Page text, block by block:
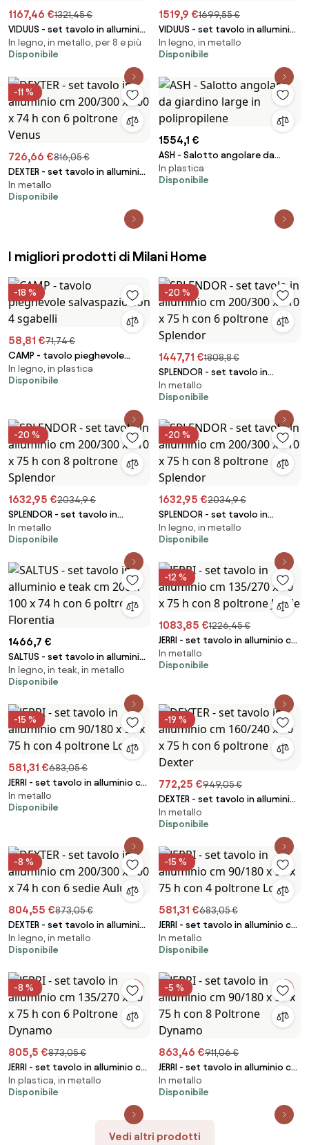
1167,46 €1321,45 €
VIDUUS - set tavolo in alluminio
e polywood cm 160/240 x 95 x
75 h con 8 poltrone Viduus
In legno, in metallo, per 8 e più
Disponibile
1519,9 €1699,55 €
VIDUUS - set tavolo in alluminio
e polywood cm 200/300 x 95 x
75 h con 10 poltrone Viduus
In legno, in metallo
Disponibile
-11 %
726,66 €816,05 €
DEXTER - set tavolo in alluminio
cm 200/300 x 100 x 74 h con 6
poltrone Venus
In metallo
Disponibile
1554,1 €
ASH - Salotto angolare da
giardino large in polipropilene
In plastica
Disponibile
I migliori prodotti di Milani Home
-18 %
58,81 €71,74 €
CAMP - tavolo pieghevole
salvaspazio con 4 sgabelli
In legno, in plastica
Disponibile
-20 %
1447,71 €1808,8 €
SPLENDOR - set tavolo in
alluminio cm 200/300 x 110 x 75
h con 6 poltrone Splendor
In metallo
Disponibile
-20 %
1632,95 €2034,9 €
SPLENDOR - set tavolo in
alluminio cm 200/300 x 110 x 75
h con 8 poltrone Splendor
In metallo
Disponibile
-20 %
1632,95 €2034,9 €
SPLENDOR - set tavolo in
alluminio cm 200/300 x 110 x 75
h con 8 poltrone Splendor
In legno, in metallo
Disponibile
1466,7 €
SALTUS - set tavolo in alluminio
e teak cm 200 x 100 x 74 h con
6 poltrone Florentia
In legno, in teak, in metallo
Disponibile
-12 %
1083,85 €1226,45 €
JERRI - set tavolo in alluminio cm
135/270 x 90 x 75 h con 8
poltrone Jessie
In metallo
Disponibile
-15 %
581,31 €683,05 €
JERRI - set tavolo in alluminio cm
90/180 x 90 x 75 h con 4
poltrone Lotus
In metallo
Disponibile
-19 %
772,25 €949,05 €
DEXTER - set tavolo in alluminio
cm 160/240 x 90 x 75 h con 6
poltrone Dexter
In metallo
Disponibile
-8 %
804,55 €873,05 €
DEXTER - set tavolo in alluminio
cm 200/300 x 100 x 74 h con 6
sedie Aulus
In legno, in metallo
Disponibile
-15 %
581,31 €683,05 €
JERRI - set tavolo in alluminio cm
90/180 x 90 x 75 h con 4
poltrone Lotus
In metallo
Disponibile
-8 %
805,5 €873,05 €
JERRI - set tavolo in alluminio cm
135/270 x 90 x 75 h con 6
Poltrone Dynamo
In plastica, in metallo
Disponibile
-5 %
863,46 €911,06 €
JERRI - set tavolo in alluminio cm
90/180 x 90 x 75 h con 8
Poltrone Dynamo
In metallo
Disponibile
Vedi altri prodotti